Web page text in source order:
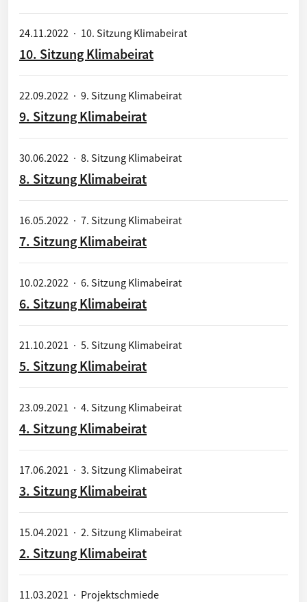
24.11.2022 · 10. Sitzung Klimabeirat
10. Sitzung Klimabeirat
22.09.2022 · 9. Sitzung Klimabeirat
9. Sitzung Klimabeirat
30.06.2022 · 8. Sitzung Klimabeirat
8. Sitzung Klimabeirat
16.05.2022 · 7. Sitzung Klimabeirat
7. Sitzung Klimabeirat
10.02.2022 · 6. Sitzung Klimabeirat
6. Sitzung Klimabeirat
21.10.2021 · 5. Sitzung Klimabeirat
5. Sitzung Klimabeirat
23.09.2021 · 4. Sitzung Klimabeirat
4. Sitzung Klimabeirat
17.06.2021 · 3. Sitzung Klimabeirat
3. Sitzung Klimabeirat
15.04.2021 · 2. Sitzung Klimabeirat
2. Sitzung Klimabeirat
11.03.2021 · Projektschmiede